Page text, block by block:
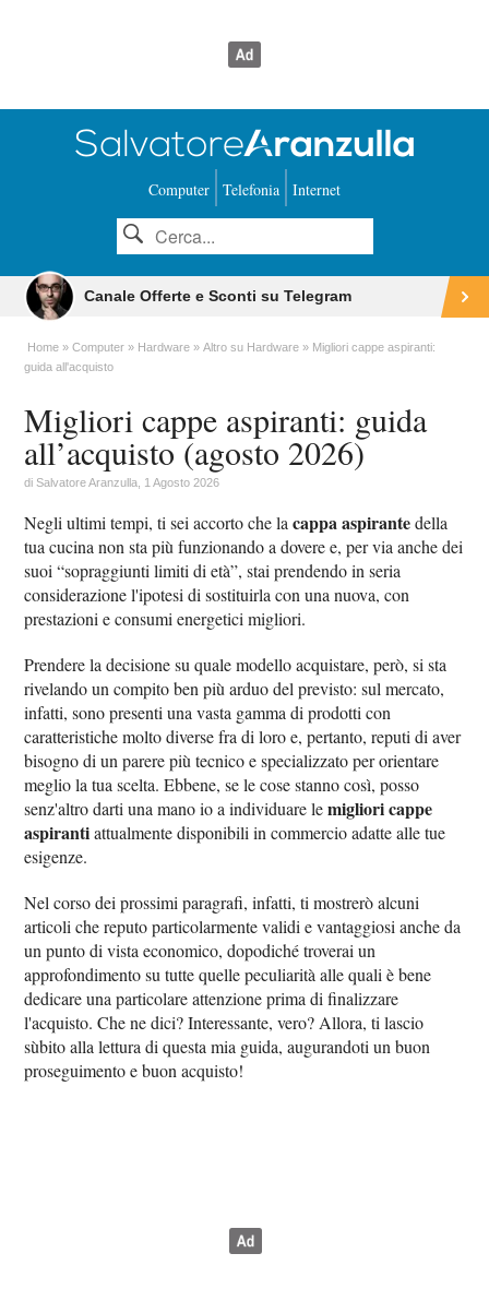
Computer Telefonia Internet
Canale Offerte e Sconti su Telegram
Home Computer Hardware Altro su Hardware
Migliori cappe aspiranti:
guida all'acquisto
Migliori cappe aspiranti: guida
all’acquisto (agosto 2026)
diSalvatore Aranzulla , 1 Agosto 2026
Negli ultimi tempi, ti sei accorto che lacappa aspirantedella
tua cucina non sta più funzionando a dovere e, per via anche dei
suoi “sopraggiunti limiti di età”, stai prendendo in seria
considerazione l'ipotesi di sostituirla con una nuova, con
prestazioni e consumi energetici migliori.
Prendere la decisione su quale modello acquistare, però, si sta
rivelando un compito ben più arduo del previsto: sul mercato,
infatti, sono presenti una vasta gamma di prodotti con
caratteristiche molto diverse fra di loro e, pertanto, reputi di aver
bisogno di un parere più tecnico e specializzato per orientare
meglio la tua scelta. Ebbene, se le cose stanno così, posso
senz'altro darti una mano io a individuare lemigliori cappe
aspirantiattualmente disponibili in commercio adatte alle tue
esigenze.
Nel corso dei prossimi paragrafi, infatti, ti mostrerò alcuni
articoli che reputo particolarmente validi e vantaggiosi anche da
un punto di vista economico, dopodiché troverai un
approfondimento su tutte quelle peculiarità alle quali è bene
dedicare una particolare attenzione prima di finalizzare
l'acquisto. Che ne dici? Interessante, vero? Allora, ti lascio
sùbito alla lettura di questa mia guida, augurandoti un buon
proseguimento e buon acquisto!